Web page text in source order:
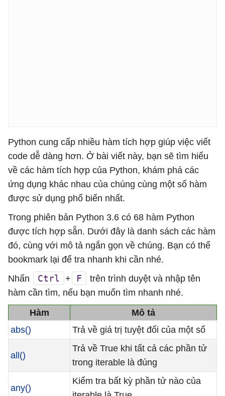
Python cung cấp nhiều hàm tích hợp giúp việc viết
code dễ dàng hơn. Ở bài viết này, bạn sẽ tìm hiểu
về các hàm tích hợp của Python, khám phá các
ứng dụng khác nhau của chúng cùng một số hàm
được sử dụng phổ biến nhất.
Trong phiên bản Python 3.6 có 68 hàm Python
được tích hợp sẵn. Dưới đây là danh sách các hàm
đó, cùng với mô tả ngắn gọn về chúng. Bạn có thể
bookmark lại để tra nhanh khi cần nhé.
Nhấn
Ctrl + F
trên trình duyệt và nhập tên
hàm cần tìm, nếu bạn muốn tìm nhanh nhé.
Hàm
Mô tả
abs()
Trả về giá trị tuyệt đối của một số
all()
Trả về True khi tất cả các phần tử
trong iterable là đúng
any()
Kiểm tra bất kỳ phần tử nào của